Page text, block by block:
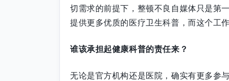
切需求的前提下，整顿不良自媒体只是第
提供更多优质的医疗卫生科普，而这个工
谁该承担起健康科普的责任来？
无论是官方机构还是医院，确实有更多参